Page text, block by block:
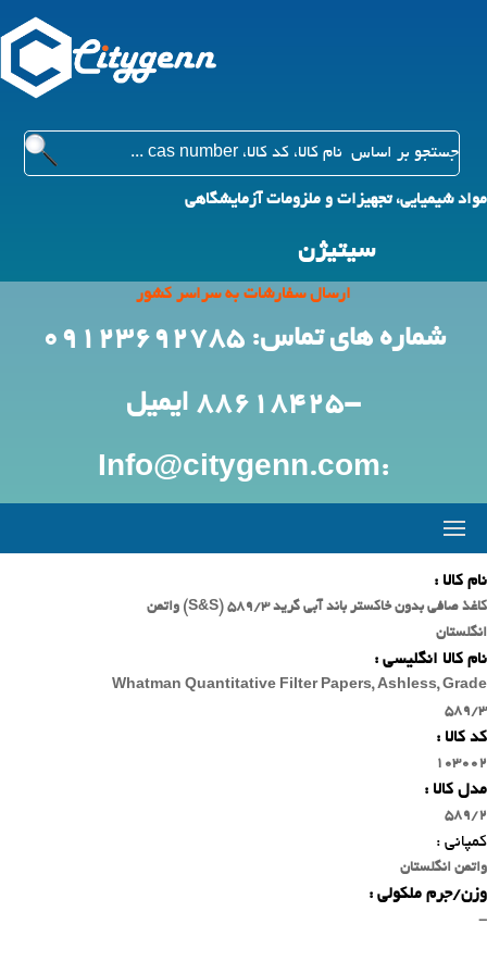
مواد شیمیایی، تجهیزات و ملزومات آزمایشگاهی
سیتیژن
ارسال سفارشات به سراسر کشور
شماره های تماس: 09123692785
-88618425 ایمیل
:Info@citygenn.com
نام کالا :
کاغذ صافی بدون خاکستر باند آبی گرید 589/3 (S&S) واتمن
انگلستان
نام کالا انگلیسی :
Whatman Quantitative Filter Papers, Ashless, Grade
589/3
کد کالا :
103002
مدل کالا :
589/2
کمپانی :
واتمن انگلستان
وزن/جرم ملکولی :
-